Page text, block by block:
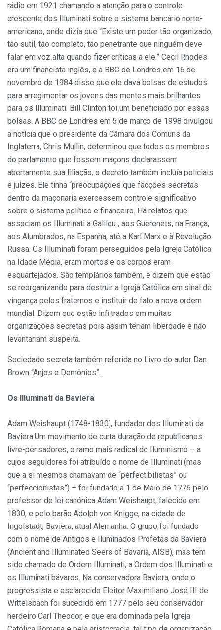
rádio em 1921 chamando a atenção para o controle
crescente dos Illuminati sobre o sistema bancário norte-
americano, onde dizia que “Existe um poder tão organizado,
tão sutil, tão completo, tão penetrante que ninguém deve
falar em voz alta quando fizer críticas a ele.” Cecil Rhodes
era um financista inglês, e a BBC de Londres em 16 de
novembro de 1984 disse que ele dava bolsas de estudos
para arregimentar os jovens das mentes mais brilhantes
para os Illuminati. Bill Clinton foi um beneficiado por essas
bolsas. A BBC de Londres em 5 de março de 1998 divulgou
a notícia que o presidente da Câmara dos Comuns da
Inglaterra, Chris Mullin, determinou que todos os membros
do parlamento que fossem maçons declarassem
abertamente sua filiação, o decreto também incluía policiais
e juízes. Ele tinha “preocupações que facções secretas
dentro da maçonaria exercessem controle significativo
sobre o sistema político e financeiro. Há relatos que
associam os Illuminati a Galileu , aos Guerenets, na França,
aos Alumbrados, na Espanha, até a Karl Marx e à Revolução
Russa. Os Illuminati foram perseguidos pela Igreja Católica
na Idade Média, eram mortos e os corpos eram
esquartejados. São templários também, e dizem que estão
se reorganizando para destruir a Igreja Católica em sinal de
vingança pelos fraternos e instituir de fato a nova ordem
mundial. Dizem que estão infiltrados em muitas
organizações secretas pois assim teriam liberdade e não
levantariam suspeita.
Sociedade secreta também referida no Livro do autor Dan
Brown “Anjos e Demônios”.
Os Illuminati da Baviera
Adam Weishaupt (1748-1830), fundador dos Illuminati da
Baviera.Um movimento de curta duração de republicanos
livre-pensadores, o ramo mais radical do Iluminismo – a
cujos seguidores foi atribuído o nome de Illuminati (mas
que a si mesmos chamavam de “perfectibilistas” ou
“perfeccionistas”) – foi fundado a 1 de Maio de 1776 pelo
professor de lei canónica Adam Weishaupt, falecido em
1830, e pelo barão Adolph von Knigge, na cidade de
Ingolstadt, Baviera, atual Alemanha. O grupo foi fundado
com o nome de Antigos e Iluminados Profetas da Baviera
(Ancient and Illuminated Seers of Bavaria, AISB), mas tem
sido chamado de Ordem Illuminati, a Ordem dos Illuminati e
os Illuminati bávaros. Na conservadora Baviera, onde o
progressista e esclarecido Eleitor Maximiliano José III de
Wittelsbach foi sucedido em 1777 pelo seu conservador
herdeiro Carl Theodor, e que era dominada pela Igreja